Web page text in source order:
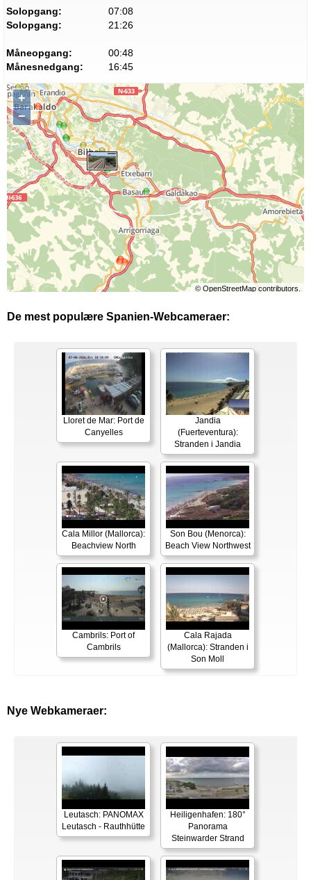
Solopgang:
07:08
Solopgang:
21:26
Måneopgang:
00:48
Månesnedgang:
16:45
+
−
© OpenStreetMapcontributors.
De mest populære Spanien-Webcameraer:
Lloret de Mar: Port de
Canyelles
Jandia
(Fuerteventura):
Stranden i Jandia
Cala Millor (Mallorca):
Beachview North
Son Bou (Menorca):
Beach View Northwest
Cambrils: Port of
Cambrils
Cala Rajada
(Mallorca): Stranden i
Son Moll
Nye Webkameraer:
Leutasch: PANOMAX
Leutasch - Rauthhütte
Heiligenhafen: 180°
Panorama
Steinwarder Strand